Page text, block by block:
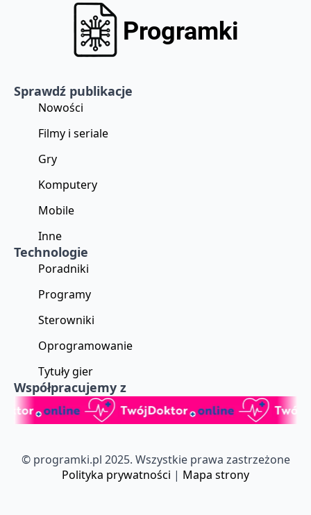
Sprawdź publikacje
Nowości
Filmy i seriale
Gry
Komputery
Mobile
Inne
Technologie
Poradniki
Programy
Sterowniki
Oprogramowanie
Tytuły gier
Współpracujemy z
© programki.pl 2025. Wszystkie prawa zastrzeżone
Polityka prywatności | Mapa strony